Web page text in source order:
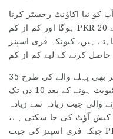
آپ کو نیا اکاؤنٹ رجسٹر کرنا
ہوگا اور کم از کم PKR 20 ڈپازٹ کرنا ہوگا۔ سب سے پہلے، یہ طے
ہیں، کیونکہ فری اسپنز
اس بونس پر بھی پہلے والے کی طرح 35x ویجرنگ شرط اور 7 دن
کی مدت لاگو ہوتی ہے۔ بونس ایکٹیویٹ ہونے کے بعد 10 دن تک
والی جیت زیادہ سے زیادہ
کیش آؤٹ کی جا سکتی ہے،
جبکہ فری اسپنز کی جیت PKR 100 کی حد تک آپ کے حقیقی